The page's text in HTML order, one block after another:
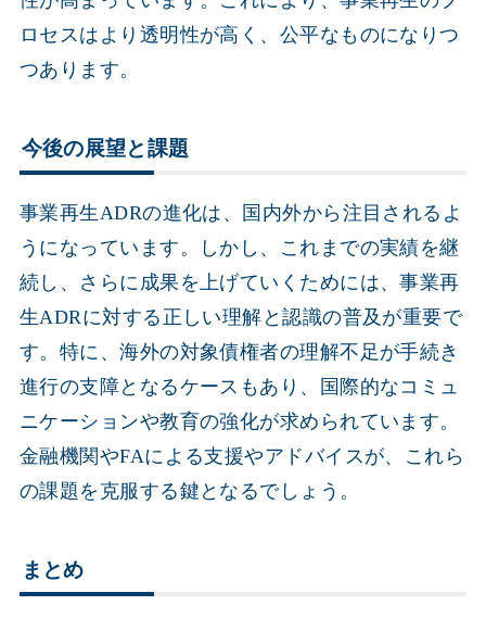
ロセスはより透明性が高く、公平なものになりつ
つあります。
今後の展望と課題
事業再生ADRの進化は、国内外から注目されるよ
うになっています。しかし、これまでの実績を継
続し、さらに成果を上げていくためには、事業再
生ADRに対する正しい理解と認識の普及が重要で
す。特に、海外の対象債権者の理解不足が手続き
進行の支障となるケースもあり、国際的なコミュ
ニケーションや教育の強化が求められています。
金融機関やFAによる支援やアドバイスが、これら
の課題を克服する鍵となるでしょう。
まとめ